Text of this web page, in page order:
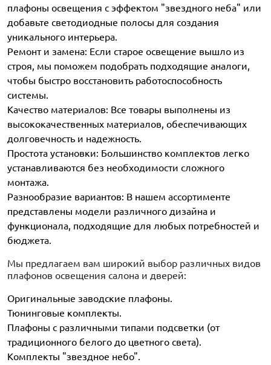
плафоны освещения с эффектом "звездного неба" или
добавьте светодиодные полосы для создания
уникального интерьера.
Ремонт и замена: Если старое освещение вышло из
строя, мы поможем подобрать подходящие аналоги,
чтобы быстро восстановить работоспособность
системы.
Качество материалов: Все товары выполнены из
высококачественных материалов, обеспечивающих
долговечность и надежность.
Простота установки: Большинство комплектов легко
устанавливаются без необходимости сложного
монтажа.
Разнообразие вариантов: В нашем ассортименте
представлены модели различного дизайна и
функционала, подходящие для любых потребностей и
бюджета.
Мы предлагаем вам широкий выбор различных видов
плафонов освещения салона и дверей:
Оригинальные заводские плафоны.
Тюнинговые комплекты.
Плафоны с различными типами подсветки (от
традиционного белого до цветного света).
Комплекты "звездное небо".